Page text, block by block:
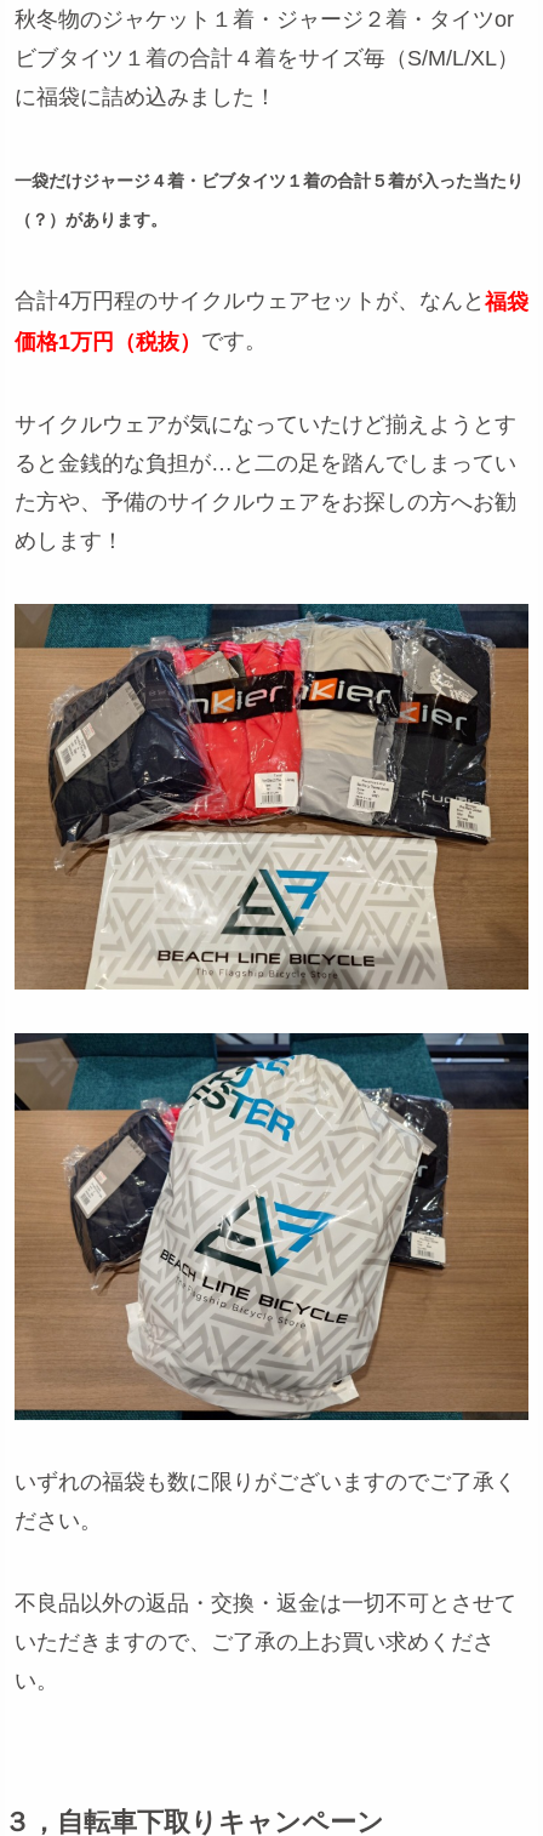
秋冬物のジャケット１着・ジャージ２着・タイツor
ビブタイツ１着の合計４着をサイズ毎（S/M/L/XL）
に福袋に詰め込みました！
一袋だけジャージ４着・ビブタイツ１着の合計５着が入った当たり
（？）があります。
合計4万円程のサイクルウェアセットが、なんと 福袋
価格1万円（税抜） です。
サイクルウェアが気になっていたけど揃えようとす
ると金銭的な負担が…と二の足を踏んでしまってい
た方や、予備のサイクルウェアをお探しの方へお勧
めします！
いずれの福袋も数に限りがございますのでご了承く
ださい。
不良品以外の返品・交換・返金は一切不可とさせて
いただきますので、ご了承の上お買い求めくださ
い。
３，自転車下取りキャンペーン